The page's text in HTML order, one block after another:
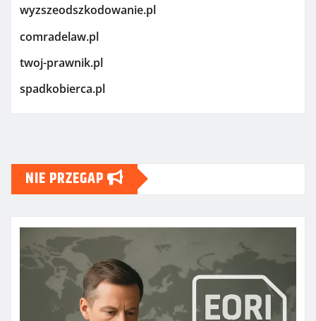
wyzszeodszkodowanie.pl
comradelaw.pl
twoj-prawnik.pl
spadkobierca.pl
NIE PRZEGAP